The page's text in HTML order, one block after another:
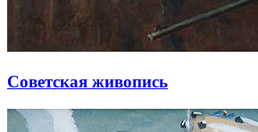
Советская живопись